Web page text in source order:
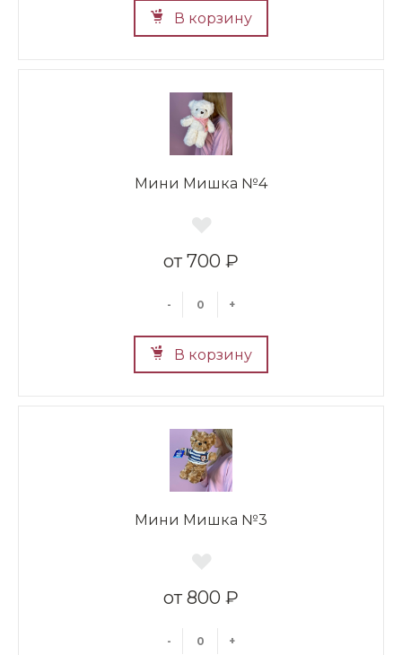
В корзину
Мини Мишка №4
700 ₽
- +
В корзину
Мини Мишка №3
800 ₽
- +